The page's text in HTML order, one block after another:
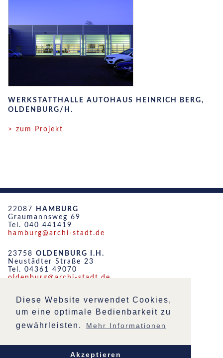
Diese Website verwendet Cookies,
um eine optimale Bedienbarkeit zu
gewährleisten.
Mehr Informationen
Akzeptieren
WERKSTATTHALLE AUTOHAUS HEINRICH BERG,
OLDENBURG/H.
> zum Projekt
22087
HAMBURG
Graumannsweg 69
Tel. 040 441419
hamburg@archi-stadt.de
23758 OLDENBURG I.H.
Neustädter Straße 23
Tel. 04361 49070
oldenburg@archi-stadt.de
19053 SCHWERIN
Tel. 0385 555452
schwerin@archi-stadt.de